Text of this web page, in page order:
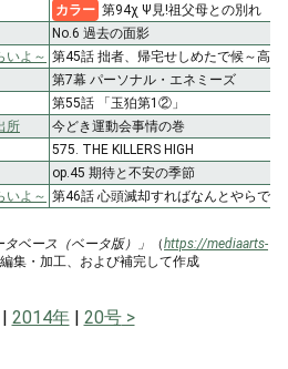
カラー 第94χ Ψ見!祖父母との別れ
No.6 過去の面影
いよ～ 第45話 拙者、帰宅せしめたで候～高尾
第7幕 パーソナル・エネミーズ
第55話 「玉狛第1②」
所
今どき運動会事情の巻
575. THE KILLERS HIGH
op.45 期待と不安の季節
いよ～ 第46話 心頭滅却すればなんとやらで
タベース（ベータ版）」 （https://mediaarts-
集・加工、および補完して作成
2014年 20号